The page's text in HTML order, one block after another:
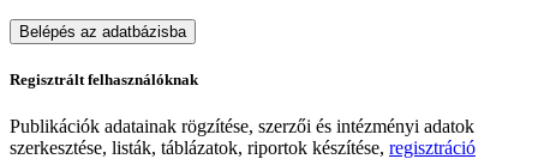
Belépés az adatbázisba
Regisztrált felhasználóknak
Publikációk adatainak rögzítése, szerzői és intézményi adatok
szerkesztése, listák, táblázatok, riportok készítése, regisztráció